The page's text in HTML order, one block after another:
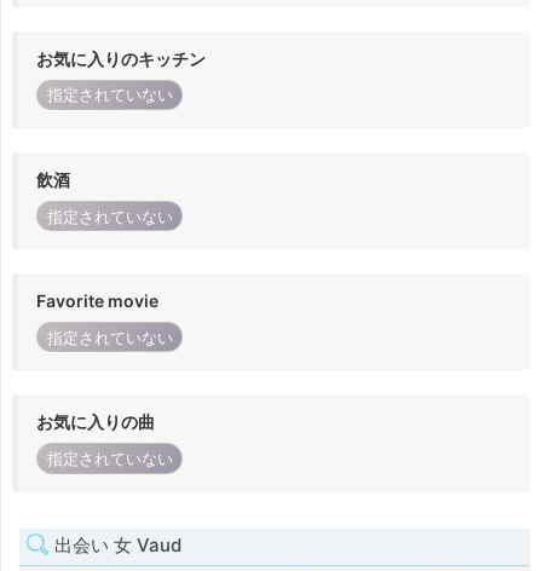
お気に入りのキッチン
指定されていない
飲酒
指定されていない
Favorite movie
指定されていない
お気に入りの曲
指定されていない
出会い 女 Vaud